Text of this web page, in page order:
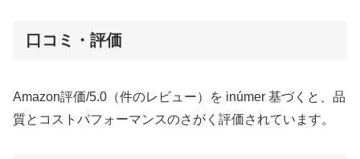
口コミ・評価
Amazon評価/5.0（件のレビュー）を inúmer 基づくと、品
質とコストパフォーマンスのさがく評価されています。